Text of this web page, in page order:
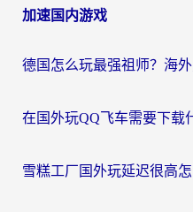
加速国内游戏